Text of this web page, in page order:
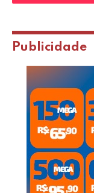
Publicidade